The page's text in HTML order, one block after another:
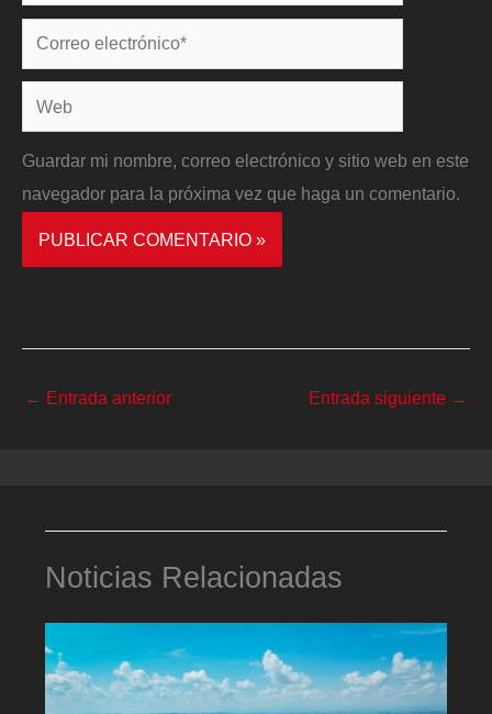
Correo
electrónico*
Web
Guardar mi nombre, correo electrónico y sitio web en este
navegador para la próxima vez que haga un comentario.
← Entrada anterior Entrada siguiente →
Noticias Relacionadas